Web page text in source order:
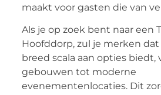
maakt voor gasten die van
Als je op zoek bent naar een
Hoofddorp, zul je merken
breed scala aan opties biedt,
gebouwen tot moderne
evenementenlocaties. Dit